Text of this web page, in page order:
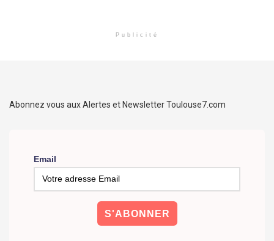
Publicité
Abonnez vous aux Alertes et Newsletter Toulouse7.com
Email